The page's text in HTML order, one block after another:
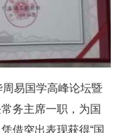
易国学高峰论坛暨
务主席一职，为国
借突出表现获得“国